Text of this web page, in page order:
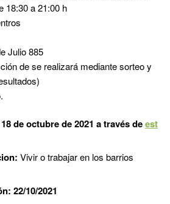
18:30 a 21:00 h
Julio 885
de se realizará mediante sorteo y
de octubre de 2021 a través deest
Vivir o trabajar en los barrios
22/10/2021